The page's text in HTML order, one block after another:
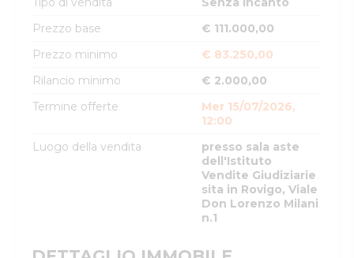
Prezzo base
€ 111.000,00
Prezzo minimo
€ 83.250,00
Rilancio minimo
€ 2.000,00
Termine offerte
Mer 15/07/2026,
12:00
Luogo della vendita
presso sala aste
dell'Istituto
Vendite Giudiziarie
sita in Rovigo, Viale
Don Lorenzo Milani
n.1